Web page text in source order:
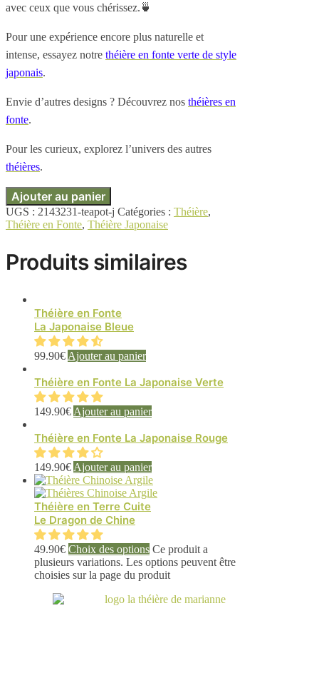
avec ceux que vous chérissez.🍵
Pour une expérience encore plus naturelle et
intense, essayez notre théière en fonte verte de style
japonais.
Envie d’autres designs ? Découvrez nos théières en
fonte.
Pour les curieux, explorez l’univers des autres
théières.
Ajouter au panier
UGS : 2143231-teapot-j Catégories : Théière,
Théière en Fonte, Théière Japonaise
Produits similaires
Théière en Fonte
La Japonaise Bleue
99.90€ Ajouter au panier
Théière en Fonte La Japonaise Verte
149.90€ Ajouter au panier
Théière en Fonte La Japonaise Rouge
149.90€ Ajouter au panier
Théière en Terre Cuite
Le Dragon de Chine
49.90€ Choix des options Ce produit a
plusieurs variations. Les options peuvent être
choisies sur la page du produit